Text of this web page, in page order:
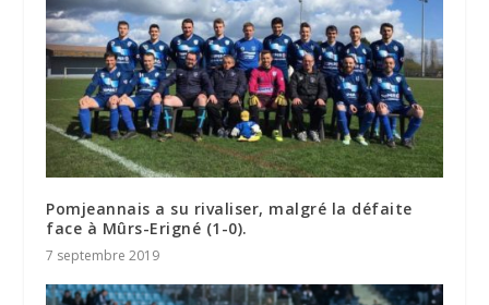
Pomjeannais a su rivaliser, malgré la défaite
face à Mûrs-Erigné (1-0).
7 septembre 2019